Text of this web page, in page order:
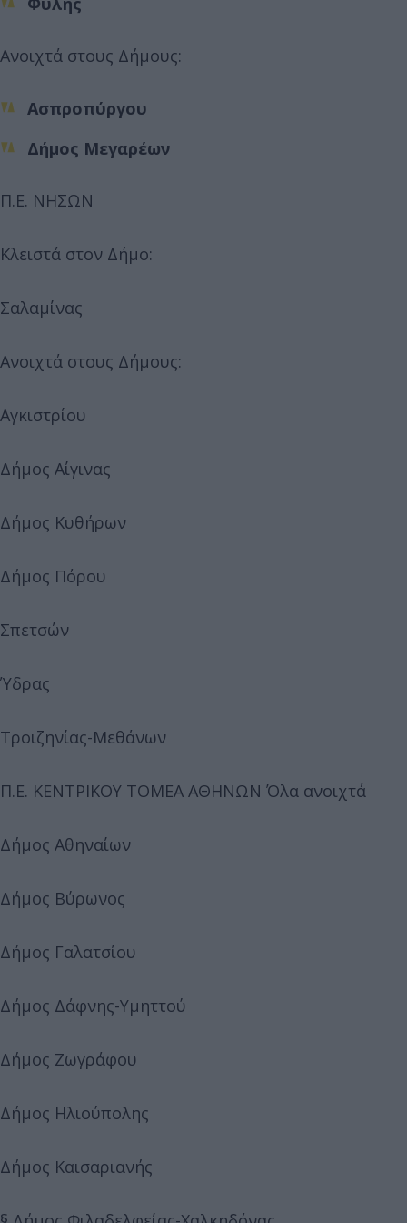
Ανοιχτά στους Δήμους:
Ασπροπύργου
Δήμος Μεγαρέων
Π.Ε. ΝΗΣΩΝ
Κλειστά στον Δήμο:
Σαλαμίνας
Ανοιχτά στους Δήμους:
Αγκιστρίου
Δήμος Αίγινας
Δήμος Κυθήρων
Δήμος Πόρου
Σπετσών
Ύδρας
Τροιζηνίας-Μεθάνων
Π.Ε. ΚΕΝΤΡΙΚΟΥ ΤΟΜΕΑ ΑΘΗΝΩΝ Όλα ανοιχτά
Δήμος Αθηναίων
Δήμος Βύρωνος
Δήμος Γαλατσίου
Δήμος Δάφνης-Υμηττού
Δήμος Ζωγράφου
Δήμος Ηλιούπολης
Δήμος Καισαριανής